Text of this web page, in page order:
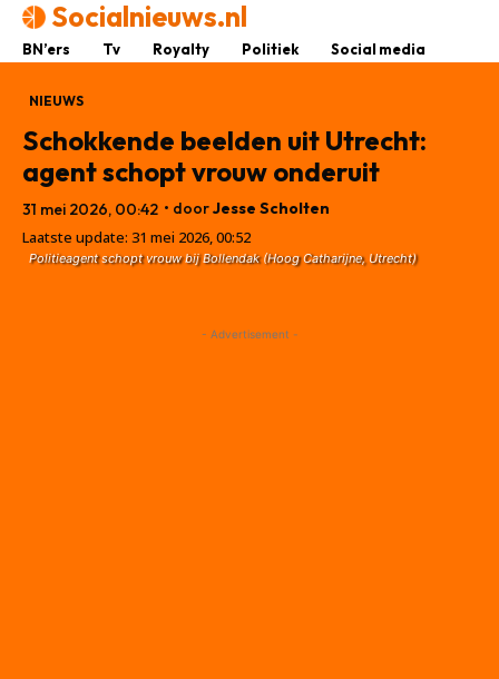
Socialnieuws.nl
BN’ers Tv Royalty Politiek Social media
NIEUWS
Schokkende beelden uit Utrecht:
agent schopt vrouw onderuit
31 mei 2026, 00:42 • doorJesse Scholten
Laatste update: 31 mei 2026, 00:52
Politieagent schopt vrouw bij Bollendak (Hoog Catharijne, Utrecht)
- Advertisement -